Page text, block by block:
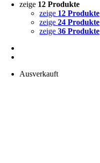
zeige 12 Produkte
zeige 12 Produkte
zeige24 Produkte
zeige36 Produkte
Ausverkauft